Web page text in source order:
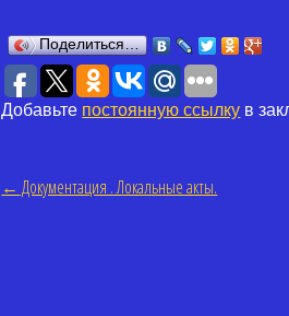
Поделиться…
Добавьте постоянную ссылку в
Навигация по статьям
← Документация . Локальные акты.